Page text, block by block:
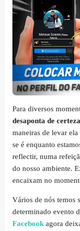
Para diversos
desaponta de
maneiras de levar
se é enquanto
reflectir, numa
do nosso ambiente.
encaixam no
Vários de nós temos
determinado evento
Facebookagora